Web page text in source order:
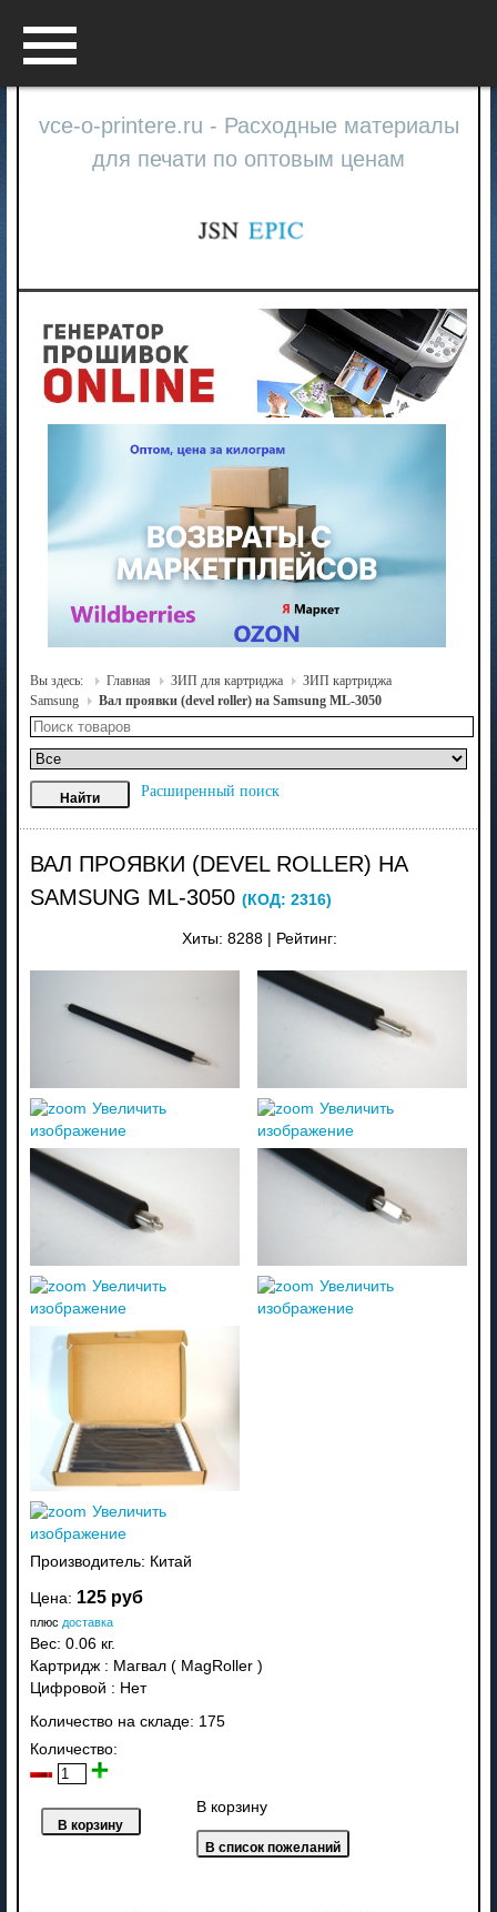
vce-o-printere.ru - Расходные материалы
для печати по оптовым ценам
Вы здесь: Главная ЗИП для картриджа
ЗИП картриджа
Samsung
Вал проявки (devel roller) на Samsung ML-3050
Расширенный поиск
ВАЛ ПРОЯВКИ (DEVEL ROLLER) НА
SAMSUNG ML-3050 (КОД: 2316)
Хиты: 8288 Рейтинг:
Увеличить
изображение
Увеличить
изображение
Увеличить
изображение
Увеличить
изображение
Увеличить
изображение
Производитель: Китай
Цена: 125 руб
плюс доставка
Вес: 0.06 кг.
Картридж: Магвал ( MagRoller )
Цифровой : Нет
Количество на складе: 175
Количество:
В корзину